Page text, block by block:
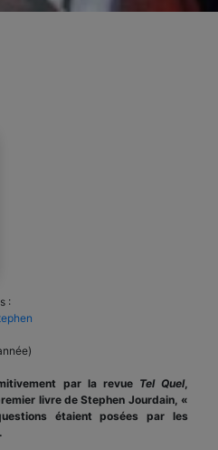
:
par la revue Tel Quel,
livre de Stephen Jourdain, «
étaient posées par les